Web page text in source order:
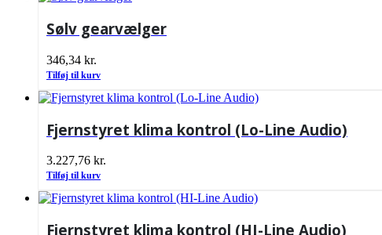
Sølv gearvælger
346,34 kr.
Tilføj til kurv
Fjernstyret klima kontrol (Lo-Line Audio)
3.227,76 kr.
Tilføj til kurv
Fjernstyret klima kontrol (HI-Line Audio)